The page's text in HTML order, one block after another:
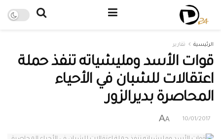
الرئيسية تقارير
قوات الأسد ومليشياته تنفذ حملة
اعتقالات للشبان في الأحياء
المحاصرة بديرالزور
10/01/2017
A
A